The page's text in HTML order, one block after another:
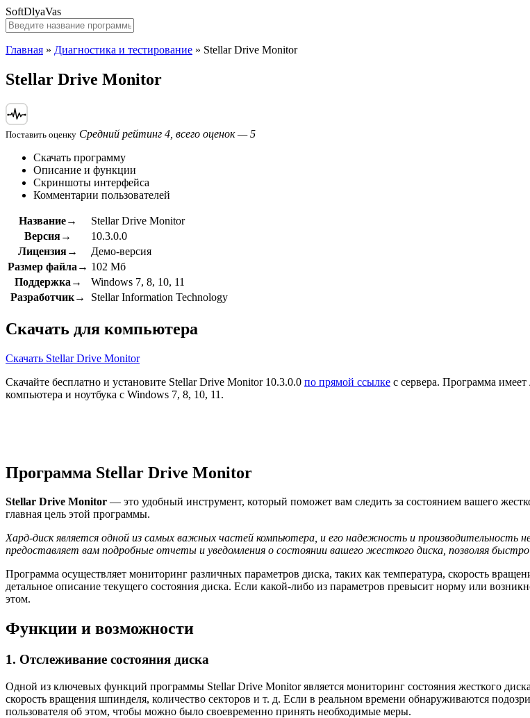
SoftDlyaVas
Главная » Диагностика и тестирование » Stellar Drive Monitor
Stellar Drive Monitor
Поставить оценку Средний рейтинг 4, всего оценок — 5
Скачать программу
Описание и функции
Скриншоты интерфейса
Комментарии пользователей
Название→
Stellar Drive Monitor
Версия→
10.3.0.0
Лицензия→
Демо-версия
Размер файла→ 102 Мб
Поддержка→
Windows 7, 8, 10, 11
Разработчик→
Stellar Information Technology
Скачать для компьютера
Скачать Stellar Drive Monitor
Скачайте бесплатно и установите Stellar Drive Monitor 10.3.0.0 по прямой ссылке с сервера. Программа
компьютера и ноутбука с Windows 7, 8, 10, 11.
Программа Stellar Drive Monitor
Stellar Drive Monitor — это удобный инструмент, который поможет вам следить за состоянием вашего
главная цель этой программы.
Хард-диск является одной из самых важных частей компьютера, и его надежность и
предоставляет вам подробные отчеты и уведомления о состоянии вашего жесткого диска, позволяя
Программа осуществляет мониторинг различных параметров диска, таких как температура, скорость
детальное описание текущего состояния диска. Если какой-либо из параметров превысит норму или
этом.
Функции и возможности
1. Отслеживание состояния диска
Одной из ключевых функций программы Stellar Drive Monitor является мониторинг состояния жесткого
скорость вращения шпинделя, количество секторов и т. д. Если в реальном времени обнаруживаются
пользователя об этом, чтобы можно было своевременно принять необходимые меры.